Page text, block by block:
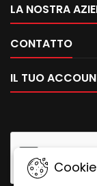
LA NOSTRA
CONTATTO
IL TUO